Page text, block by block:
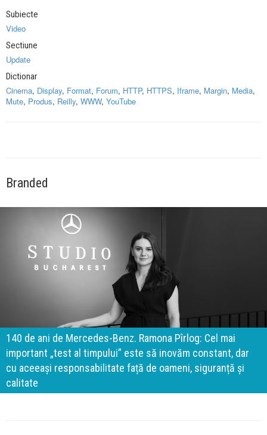
Subiecte
Video
Sectiune
Update
Dictionar
Cinema, Display, Format, Forum, HTTP, HTTPS, Iframe, Margin, Media,
Mute, Produs, Reilly, WWW, YouTube
Branded
140 de ani de Mercedes-Benz. Ramona Pîrlog: Cel mai
important „test al timpului” este să inovăm constant, dar
cu aceeași responsabilitate față de oameni, siguranță și
calitate